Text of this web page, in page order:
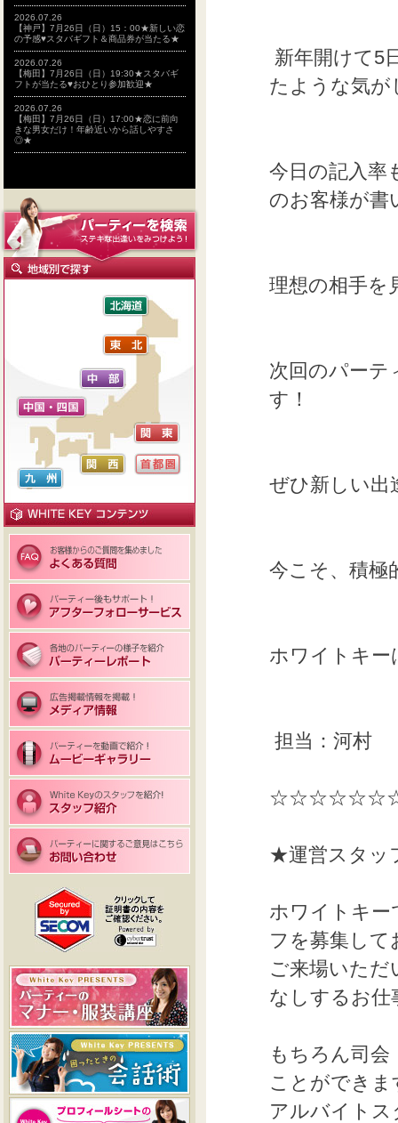
2026.07.26
【神戸】7月26日（日）15：00★新しい恋
の予感♥スタバギフト＆商品券が当たる★
2026.07.26
【梅田】7月26日（日）19:30★スタバギ
フトが当たる♥おひとり参加歓迎★
2026.07.26
【梅田】7月26日（日）17:00★恋に前向
きな男女だけ！年齢近いから話しやすさ
◎★
新年開けて5
たような気が
今日の記入率
のお客様が書
理想の相手を
次回のパーテ
す！
ぜひ新しい出
今こそ、積極
ホワイトキー
担当：河村
★運営スタッ
ホワイトキー
フを募集して
ご来場いただ
なしするお仕
もちろん司
ことができま
アルバイトス